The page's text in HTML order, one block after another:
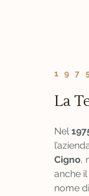
La
Nel
Cigno,
anche il
nome